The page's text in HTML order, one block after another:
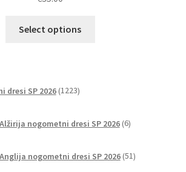
Select options
izberete
strani
dresi SP 2026 1223izdelkov
Alžirija nogometni dresi SP 2026 6izdelkov
Anglija nogometni dresi SP 2026 51izdelkov